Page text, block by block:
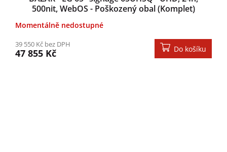
500nit, WebOS - Poškozený obal (Komplet)
Momentálně nedostupné
39 550 Kč bez DPH
47 855 Kč Do košíku